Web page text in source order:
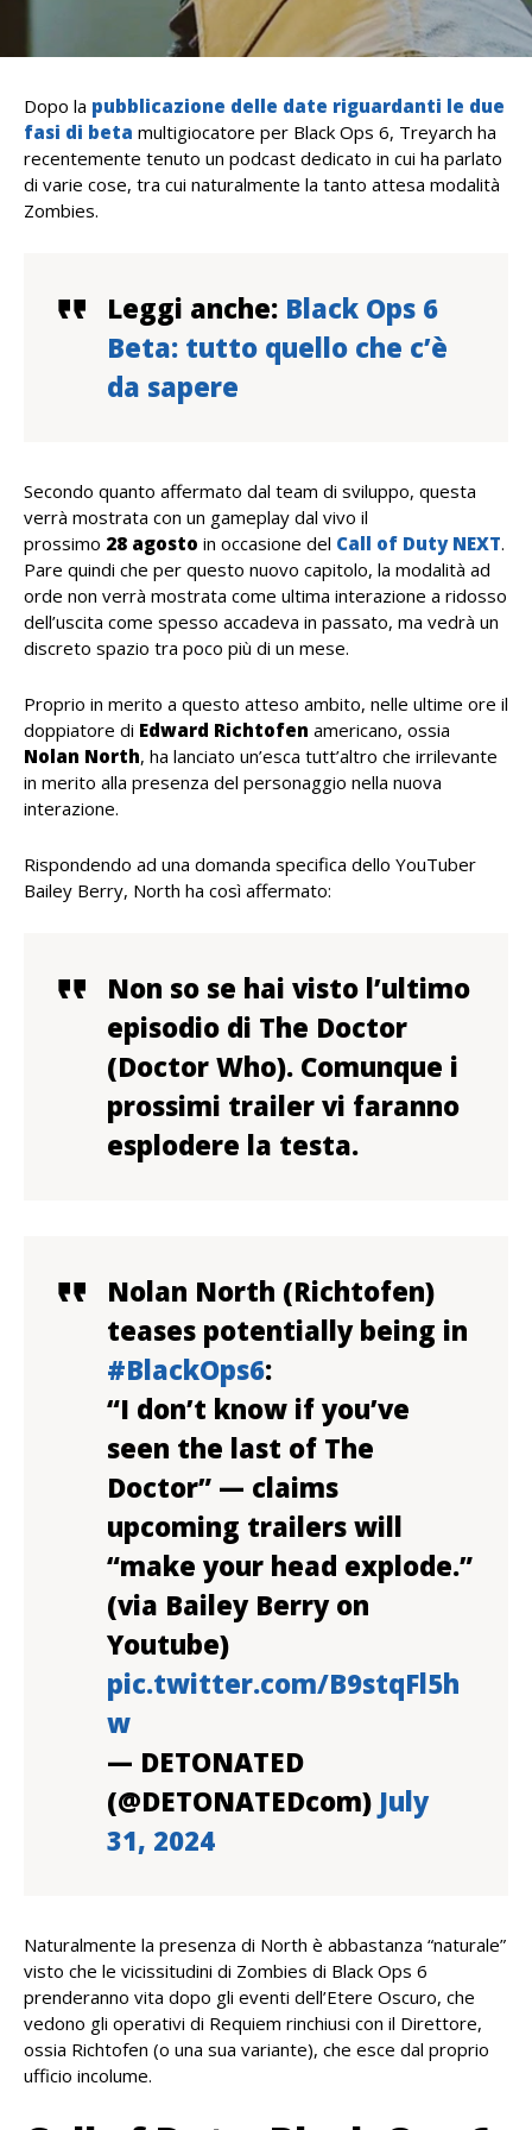
Dopo la pubblicazione delle date riguardanti le due
fasi di beta multigiocatore per Black Ops 6, Treyarch ha
recentemente tenuto un podcast dedicato in cui ha parlato
di varie cose, tra cui naturalmente la tanto attesa modalità
Zombies.
Leggi anche: Black Ops 6
Beta: tutto quello che c’è
da sapere
Secondo quanto affermato dal team di sviluppo, questa
verrà mostrata con un gameplay dal vivo il
prossimo 28 agosto in occasione del Call of Duty NEXT.
Pare quindi che per questo nuovo capitolo, la modalità ad
orde non verrà mostrata come ultima interazione a ridosso
dell’uscita come spesso accadeva in passato, ma vedrà un
discreto spazio tra poco più di un mese.
Proprio in merito a questo atteso ambito, nelle ultime ore il
doppiatore di Edward Richtofen americano, ossia
Nolan North, ha lanciato un’esca tutt’altro che irrilevante
in merito alla presenza del personaggio nella nuova
interazione.
Rispondendo ad una domanda specifica dello YouTuber
Bailey Berry, North ha così affermato:
Non so se hai visto l’ultimo
episodio di The Doctor
(Doctor Who). Comunque i
prossimi trailer vi faranno
esplodere la testa.
Nolan North (Richtofen)
teases potentially being in
#BlackOps6:
“I don’t know if you’ve
seen the last of The
Doctor” — claims
upcoming trailers will
“make your head explode.”
(via Bailey Berry on
Youtube)
pic.twitter.com/B9stqFl5h
w
— DETONATED
(@DETONATEDcom) July
31, 2024
Naturalmente la presenza di North è abbastanza “naturale”
visto che le vicissitudini di Zombies di Black Ops 6
prenderanno vita dopo gli eventi dell’Etere Oscuro, che
vedono gli operativi di Requiem rinchiusi con il Direttore,
ossia Richtofen (o una sua variante), che esce dal proprio
ufficio incolume.